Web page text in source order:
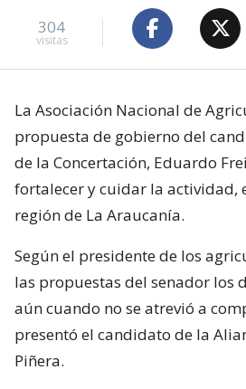
304
visitas
La Asociación Nacional de
propuesta de gobierno del
de la Concertación, Eduardo
fortalecer y cuidar la actividad,
región de La Araucanía.
Según el presidente de los
las propuestas del senador los
aún cuando no se atrevió a
presentó el candidato de la
Piñera.